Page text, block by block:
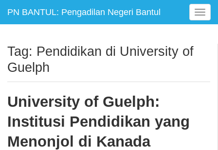
PN BANTUL: Pengadilan Negeri Bantul
T
o
Tag: Pendidikan di University of
Guelph
University of Guelph:
Institusi Pendidikan yang
Menonjol di Kanada